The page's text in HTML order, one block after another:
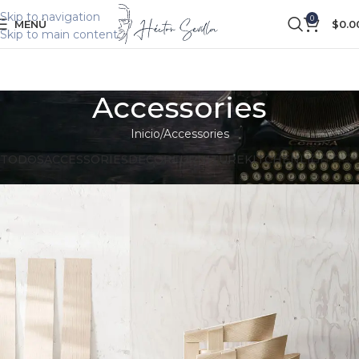
Skip to navigation
Skip to main content
MENÚ 0 $
Accessories
Inicio Accessories
TODOS
ACCESSORIESDECORFURNITUREKITCHENLIGHTING